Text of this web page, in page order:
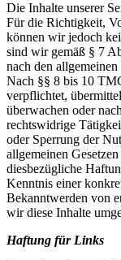
Die Inhalte unserer
Für die Richtigkeit,
können wir jedoch
sind wir gemäß § 7
nach den
Nach §§ 8 bis 10
verpflichtet,
überwachen oder
rechtswidrige
oder Sperrung der
allgemeinen
diesbezügliche
Kenntnis einer
Bekanntwerden von
wir diese Inhalte
Haftung für Links